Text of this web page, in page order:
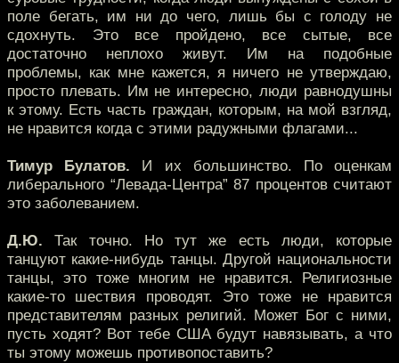
поле бегать, им ни до чего, лишь бы с голоду не
сдохнуть. Это все пройдено, все сытые, все
достаточно неплохо живут. Им на подобные
проблемы, как мне кажется, я ничего не утверждаю,
просто плевать. Им не интересно, люди равнодушны
к этому. Есть часть граждан, которым, на мой взгляд,
не нравится когда с этими радужными флагами...
Тимур Булатов. И их большинство. По оценкам
либерального “Левада-Центра” 87 процентов считают
это заболеванием.
Д.Ю. Так точно. Но тут же есть люди, которые
танцуют какие-нибудь танцы. Другой национальности
танцы, это тоже многим не нравится. Религиозные
какие-то шествия проводят. Это тоже не нравится
представителям разных религий. Может Бог с ними,
пусть ходят? Вот тебе США будут навязывать, а что
ты этому можешь противопоставить?